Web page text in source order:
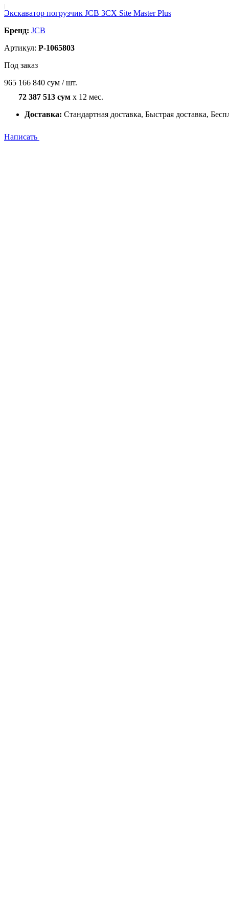
Экскаватор погрузчик JCB 3CX Site Master Plus
Бренд: JCB
Артикул: P-1065803
Под заказ
965 166 840 сум / шт.
72 387 513 сум x 12 мес.
Доставка: Стандартная доставка, Быстрая доставка,
Написать